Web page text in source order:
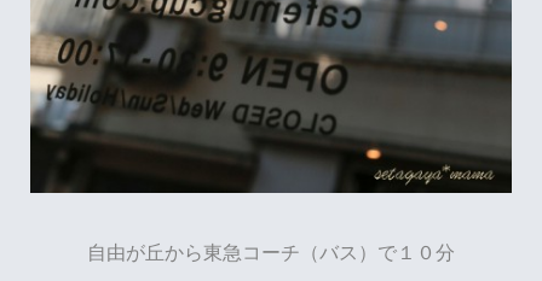
自由が丘から東急コーチ（バス）で１０分